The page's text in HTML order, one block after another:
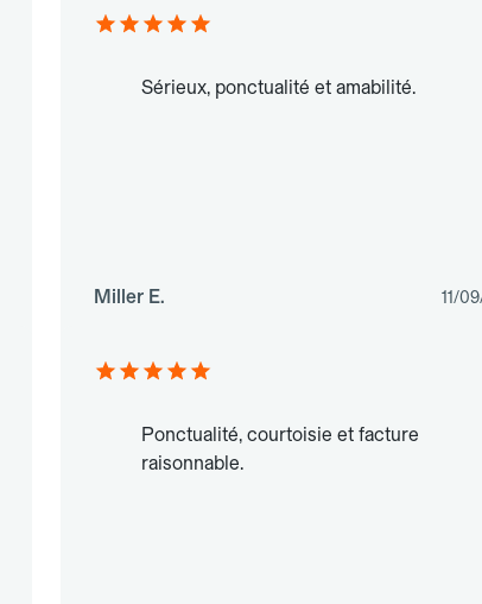
Sérieux, ponctualité et amabilité.
Miller E. 11/
Ponctualité, courtoisie et facture
raisonnable.